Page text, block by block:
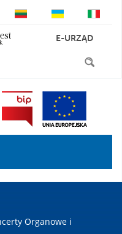
E-URZĄD
Organowe i